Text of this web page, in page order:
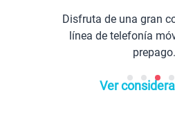
para tu
Ver